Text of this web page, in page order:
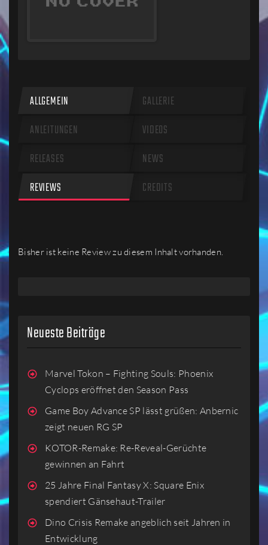
ALLGEMEIN
GALLERIE
ANLEITUNGEN
VIDEOS
RELEASES
NEWS
REVIEWS
CREDITS
Bisher ist keine Review zu diesem Inhalt vorhanden.
Neueste Beiträge
Marvel Tokon – Fighting Souls: Phoenix
Cyclops eröffnet den Season Pass
Game Boy Advance SP lässt grüßen: Anbernic
zeigt neuen RG SP
KOTOR-Remake: Re-Reveal-Gerüchte
gewinnen an Fahrt
25 Jahre Final Fantasy X: Square Enix
spendiert Gänsehaut-Trailer
Dino Crisis Remake angeblich seit Jahren in
Entwicklung